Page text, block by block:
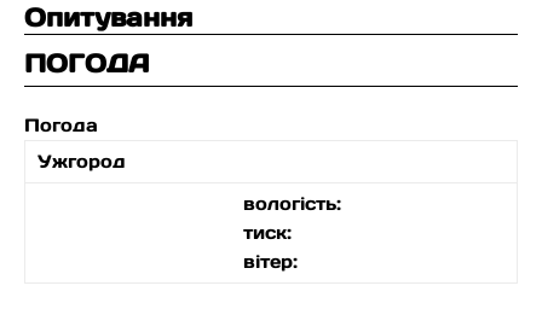
Опитування
ПОГОДА
Погода
Ужгород
вологість:
тиск:
вітер: